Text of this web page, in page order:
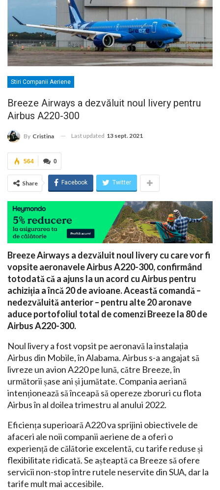
Stiri Companii Aeriene
Breeze Airways a dezvăluit noul livery pentru
Airbus A220-300
By Cristina Last updated 13 sept. 2021
0
564
Share Facebook Twitter
Breeze Airways a dezvăluit noul livery cu care vor fi
vopsite aeronavele Airbus A220-300, confirmând
totodată că a ajuns la un acord cu Airbus pentru
achiziția a încă 20 de avioane. Această comandă –
nedezvăluită anterior – pentru alte 20 aronave
aduce portofoliul total de comenzi Breeze la 80 de
Airbus A220-300.
Noul livery a fost vopsit pe aeronavă la instalația
Airbus din Mobile, în Alabama. Airbus s-a angajat să
livreze un avion A220 pe lună, către Breeze, în
următorii șase ani și jumătate. Compania aeriană
intenționează să înceapă să opereze zboruri cu flota
Airbus în al doilea trimestru al anului 2022.
Eficiența superioară A220 va sprijini obiectivele de
afaceri ale noii companii aeriene de a oferi o
experiență de călătorie excelentă, cu tarife reduse și
flexibilitate ridicată. Se așteaptă ca Breeze să ofere
servicii non-stop între rutele neservite din SUA, dar la
tarife mult mai accesibile.